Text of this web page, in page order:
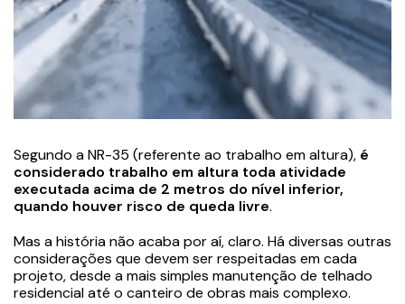
Segundo a NR-35 (referente ao trabalho em altura), é
considerado trabalho em altura toda atividade
executada acima de 2 metros do nível inferior,
quando houver risco de queda livre.
Mas a história não acaba por aí, claro. Há diversas outras
considerações que devem ser respeitadas em cada
projeto, desde a mais simples manutenção de telhado
residencial até o canteiro de obras mais complexo.